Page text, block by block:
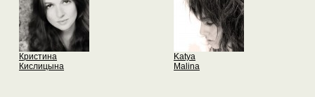
Кристина
Кислицына
Katya
Malina